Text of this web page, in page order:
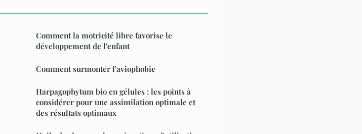
Comment la motricité libre favorise le
développement de l'enfant
Comment surmonter l'aviophobie
Harpagophytum bio en gélules : les points à
considérer pour une assimilation optimale et
des résultats optimaux